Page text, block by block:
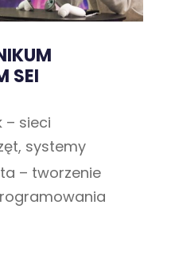
SEI
– sieci
systemy
– tworzenie